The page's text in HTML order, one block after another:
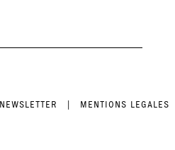
NEWSLETTER MENTIONS LEGALES